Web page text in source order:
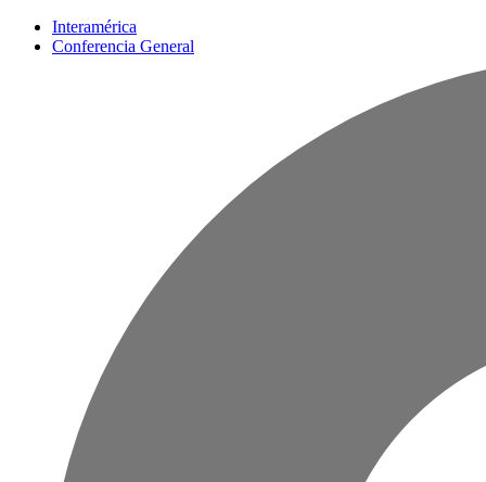
Interamérica
Conferencia General